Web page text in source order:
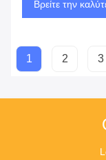
μηχανών Rewinder
Βρείτε την
1 2 3